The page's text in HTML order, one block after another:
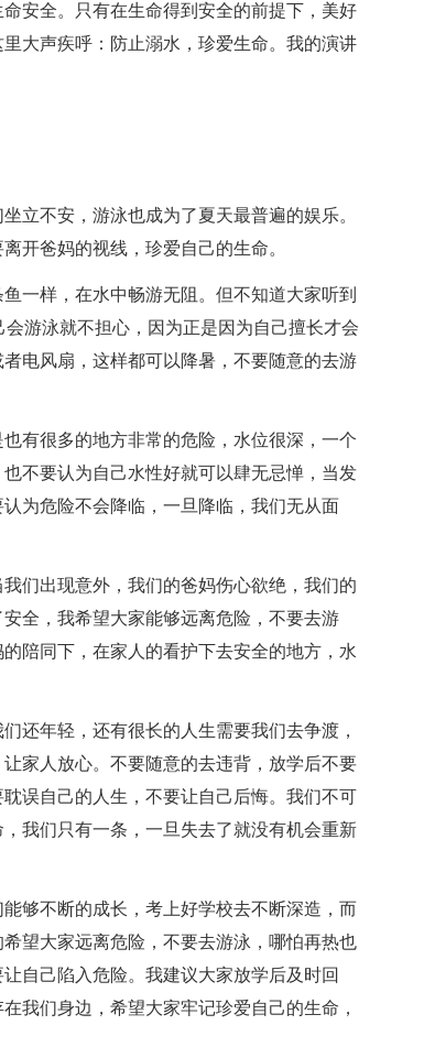
安全。只有在生命得到安全的前提下，美好
大声疾呼：防止溺水，珍爱生命。我的演讲
立不安，游泳也成为了夏天最普遍的娱乐。
开爸妈的视线，珍爱自己的生命。
一样，在水中畅游无阻。但不知道大家听到
游泳就不担心，因为正是因为自己擅长才会
电风扇，这样都可以降暑，不要随意的去游
有很多的地方非常的危险，水位很深，一个
不要认为自己水性好就可以肆无忌惮，当发
为危险不会降临，一旦降临，我们无从面
们出现意外，我们的爸妈伤心欲绝，我们的
全，我希望大家能够远离危险，不要去游
陪同下，在家人的看护下去安全的地方，水
还年轻，还有很长的人生需要我们去争渡，
家人放心。不要随意的去违背，放学后不要
误自己的人生，不要让自己后悔。我们不可
我们只有一条，一旦失去了就没有机会重新
够不断的成长，考上好学校去不断深造，而
望大家远离危险，不要去游泳，哪怕再热也
自己陷入危险。我建议大家放学后及时回
我们身边，希望大家牢记珍爱自己的生命，